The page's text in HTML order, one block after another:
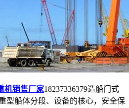
机销售厂家18237336379造船门式
型船体分段、设备的核心，安全保